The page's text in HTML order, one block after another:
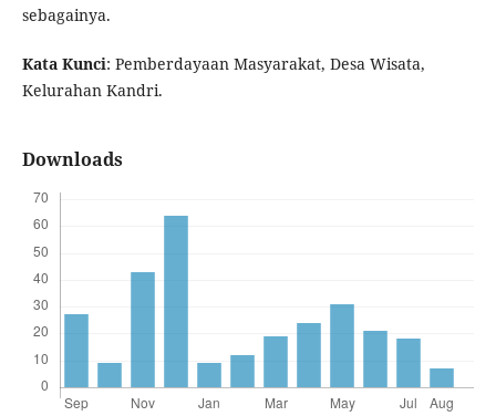
sebagainya.
Kata Kunci: Pemberdayaan Masyarakat, Desa Wisata,
Kelurahan Kandri.
Downloads